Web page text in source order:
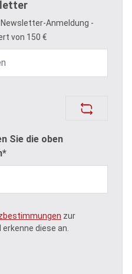
Anmeldung -
von 150 €
Sie die oben
zur
diese an.